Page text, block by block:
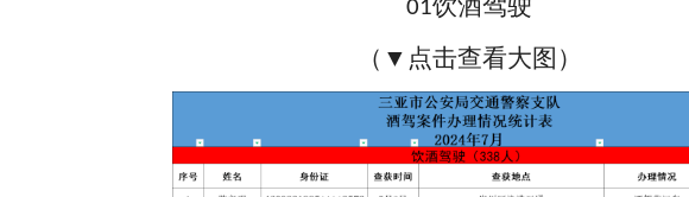
01饮酒驾驶
（ ▼点击查看大图）